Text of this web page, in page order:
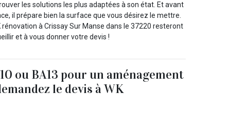
les solutions les plus adaptées à son état. Et avant
il prépare bien la surface que vous désirez le mettre.
rénovation à Crissay Sur Manse dans le 37220 resteront
et à vous donner votre devis !
ou BA13 pour un aménagement
le devis à WK